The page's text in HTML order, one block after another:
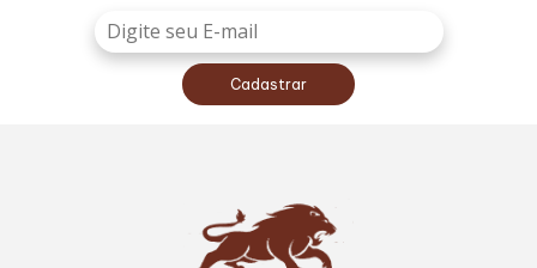
Cadastrar